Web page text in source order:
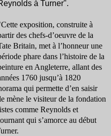
à Turner".
exposition, construite à
des chefs-d’oeuvre de la
Britain, met à l’honneur une
phare dans l’histoire de la
en Angleterre, allant des
1760 jusqu’à 1820
qui permette d’en saisir
mène le visiteur de la fondation
comme Reynolds et
qui s’amorce au début